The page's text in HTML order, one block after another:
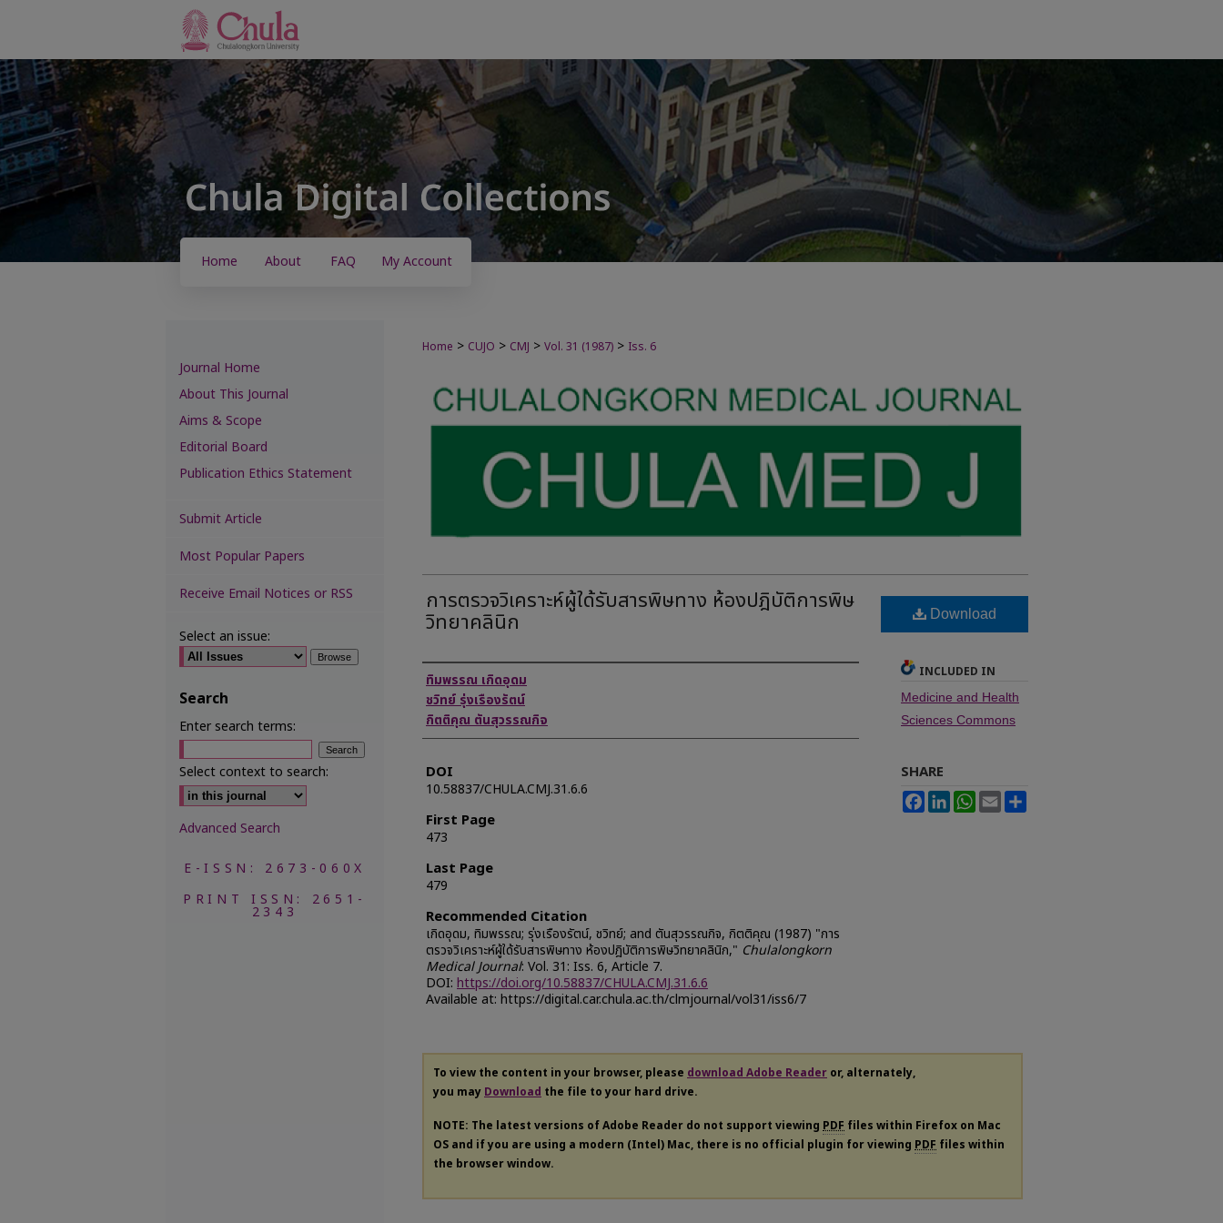
Home About FAQ My Account
Home > CUJO > CMJ > Vol. 31 (1987) > Iss. 6
การตรวจวิเคราะห์ผู้ใด้รับสารพิษทาง ห้องปฎิบัติการพิษ
วิทยาคลินิก
Authors
ทิมพรรณ เกิดอุดม
ชวิทย์ รุ่งเรืองรัตน์
กิตติคุณ ตันสุวรรณกิจ
DOI
10.58837/CHULA.CMJ.31.6.6
First Page
473
Last Page
479
Recommended Citation
เกิดอุดม, ทิมพรรณ; รุ่งเรืองรัตน์, ชวิทย์; and ตันสุวรรณกิจ, กิตติคุณ (1987) "การ
ตรวจวิเคราะห์ผู้ใด้รับสารพิษทาง ห้องปฎิบัติการพิษวิทยาคลินิก," Chulalongkorn
Medical Journal: Vol. 31: Iss. 6, Article 7.
DOI: https://doi.org/10.58837/CHULA.CMJ.31.6.6
Available at: https://digital.car.chula.ac.th/clmjournal/vol31/iss6/7
Download
INCLUDED IN
Medicine and Health
Sciences Commons
SHARE
FacebookLinkedInWhatsApp
Email
To view the content in your browser, please download Adobe Reader or, alternately,
you may Download the file to your hard drive.
NOTE: The latest versions of Adobe Reader do not support viewing PDF files within Firefox on Mac
OS and if you are using a modern (Intel) Mac, there is no official plugin for viewing PDF files within
the browser window.
Journal Home
About This Journal
Aims & Scope
Editorial Board
Publication Ethics Statement
Submit Article
Most Popular Papers
Receive Email Notices or RSS
Select an issue:
Search
Enter search terms:
Select context to search:
Advanced Search
E-ISSN: 2673-060X
PRINT ISSN: 2651-
2343